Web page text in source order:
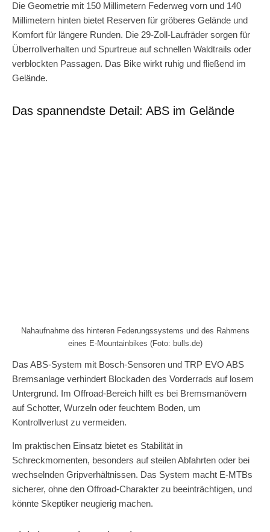
Die Geometrie mit 150 Millimetern Federweg vorn und 140
Millimetern hinten bietet Reserven für gröberes Gelände und
Komfort für längere Runden. Die 29-Zoll-Laufräder sorgen für
Überrollverhalten und Spurtreue auf schnellen Waldtrails oder
verblockten Passagen. Das Bike wirkt ruhig und fließend im
Gelände.
Das spannendste Detail: ABS im Gelände
Nahaufnahme des hinteren Federungssystems und des Rahmens
eines E-Mountainbikes (Foto: bulls.de)
Das ABS-System mit Bosch-Sensoren und TRP EVO ABS
Bremsanlage verhindert Blockaden des Vorderrads auf losem
Untergrund. Im Offroad-Bereich hilft es bei Bremsmanövern
auf Schotter, Wurzeln oder feuchtem Boden, um
Kontrollverlust zu vermeiden.
Im praktischen Einsatz bietet es Stabilität in
Schreckmomenten, besonders auf steilen Abfahrten oder bei
wechselnden Gripverhältnissen. Das System macht E-MTBs
sicherer, ohne den Offroad-Charakter zu beeinträchtigen, und
könnte Skeptiker neugierig machen.